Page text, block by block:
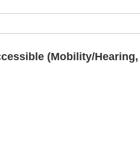
(Mobility/